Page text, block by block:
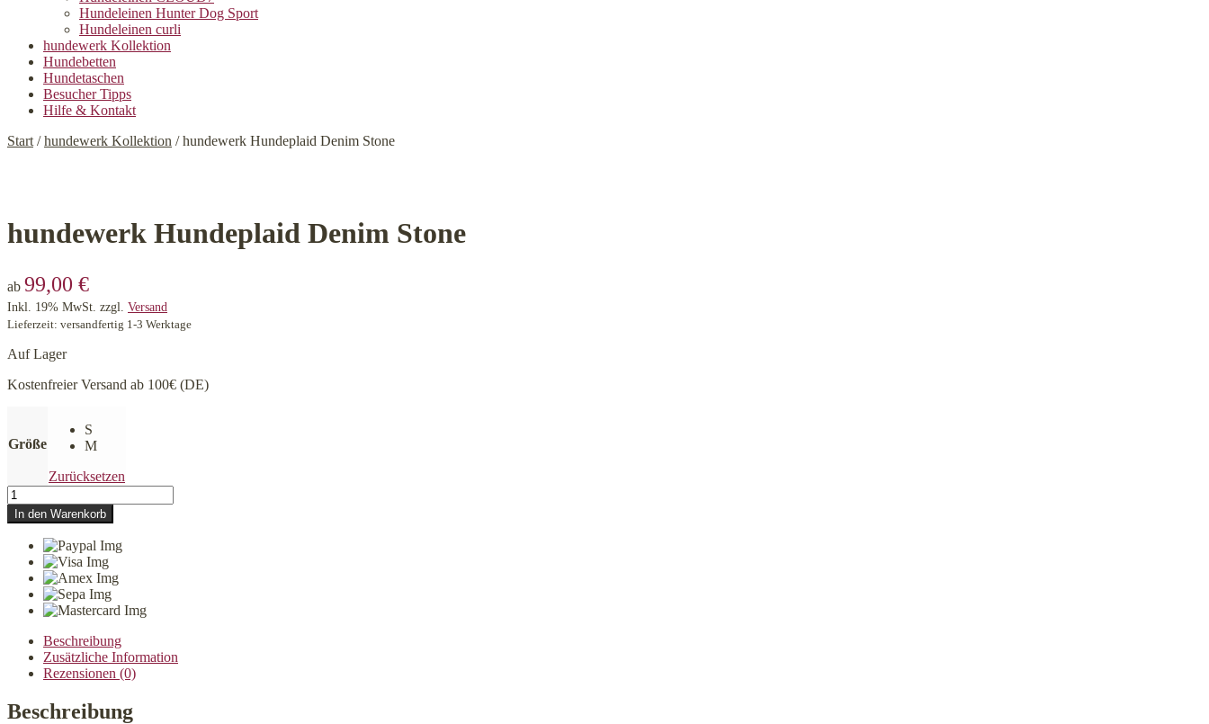
Hundeleinen Hunter Dog Sport
Hundeleinen curli
hundewerk Kollektion
Hundebetten
Hundetaschen
Besucher Tipps
Hilfe & Kontakt
Start /hundewerk Kollektion /hundewerk Hundeplaid Denim Stone
hundewerk Hundeplaid Denim Stone
ab 99,00 €
Inkl. 19% MwSt. zzgl. Versand
Lieferzeit: versandfertig 1-3 Werktage
Auf Lager
Kostenfreier Versand ab 100€ (DE)
Größe
S
M
Zurücksetzen
hundewerk
Hundeplaid
Denim
Stone
Menge
In den Warenkorb
Beschreibung
Zusätzliche Information
Rezensionen (0)
Beschreibung